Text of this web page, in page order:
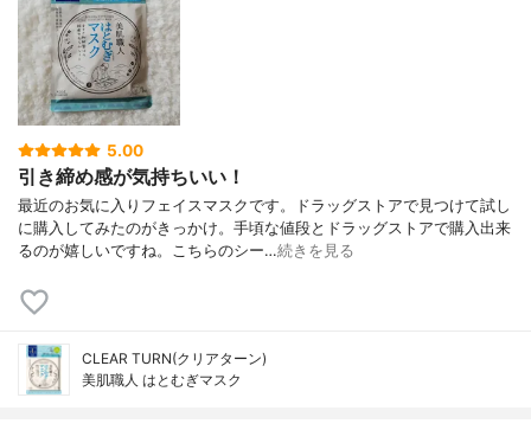
5.00
引き締め感が気持ちいい！
最近のお気に入りフェイスマスクです。ドラッグストアで見つけて試し
に購入してみたのがきっかけ。手頃な値段とドラッグストアで購入出来
るのが嬉しいですね。こちらのシー…続きを見る
CLEAR TURN(クリアターン)
美肌職人 はとむぎマスク